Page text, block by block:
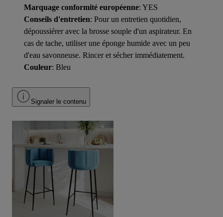
Marquage conformité européenne: YES
Conseils d'entretien: Pour un entretien quotidien,
dépoussiérer avec la brosse souple d'un aspirateur. En
cas de tache, utiliser une éponge humide avec un peu
d'eau savonneuse. Rincer et sécher immédiatement.
Couleur: Bleu
Signaler le contenu